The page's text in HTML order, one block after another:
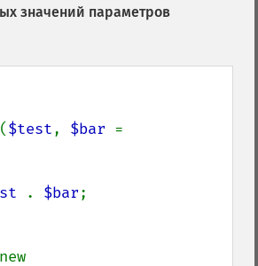
значений параметров
($test, $bar
. $bar;